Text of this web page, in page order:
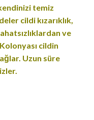
temiz
cildi kızarıklık,
ve
cildin
Uzun süre